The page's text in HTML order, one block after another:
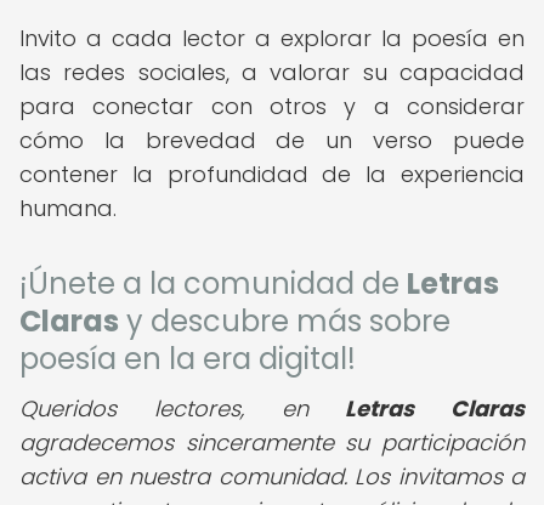
Invito a cada lector a explorar la poesía en
las redes sociales, a valorar su capacidad
para conectar con otros y a considerar
cómo la brevedad de un verso puede
contener la profundidad de la experiencia
humana.
¡Únete a la comunidad de Letras
Claras y descubre más sobre
poesía en la era digital!
Queridos lectores,en Letras Claras
agradecemos sinceramente su participación
activa en nuestra comunidad. Los invitamos a